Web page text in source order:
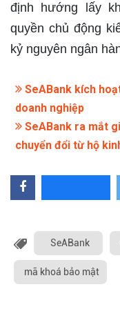
định hướng lấy
quyền chủ động
kỷ nguyên ngân
SeABank kích
doanh nghiệp
SeABank ra mắt
chuyển đổi từ hộ
SeABank
mã khoá bảo mật